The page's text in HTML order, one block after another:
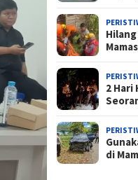
2 Hari
di